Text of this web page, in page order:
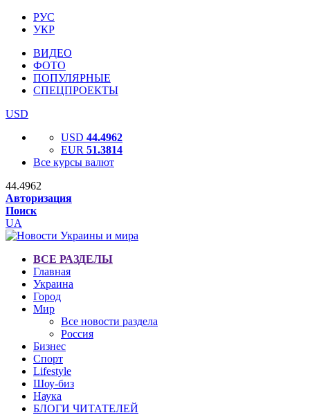
РУС
УКР
ВИДЕО
ФОТО
ПОПУЛЯРНЫЕ
СПЕЦПРОЕКТЫ
USD
USD 44.4962
EUR 51.3814
Все курсы валют
44.4962
Авторизация
Поиск
UA
ВСЕ РАЗДЕЛЫ
Главная
Украина
Город
Мир
Все новости раздела
Россия
Бизнес
Спорт
Lifestyle
Шоу-биз
Наука
БЛОГИ ЧИТАТЕЛЕЙ